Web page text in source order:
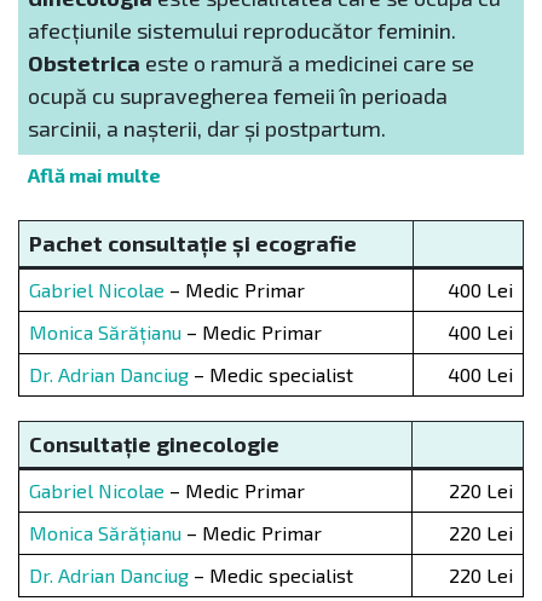
afecțiunile sistemului reproducător feminin.
Obstetrica este o ramură a medicinei care se
ocupă cu supravegherea femeii în perioada
sarcinii, a nașterii, dar și postpartum.
Află mai multe
Pachet consultație și ecografie
Gabriel Nicolae – Medic Primar
400 Lei
Monica Sărățianu – Medic Primar
400 Lei
Dr. Adrian Danciug – Medic specialist 400 Lei
Consultație ginecologie
Gabriel Nicolae – Medic Primar
220 Lei
Monica Sărățianu – Medic Primar
220 Lei
Dr. Adrian Danciug – Medic specialist 220 Lei